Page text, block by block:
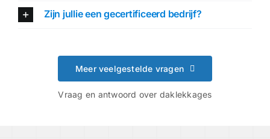
Zijn jullie een gecertificeerd bedrijf?
Meer veelgestelde vragen
Vraag en antwoord over daklekkages